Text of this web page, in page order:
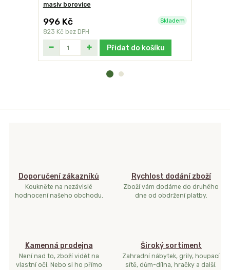
masiv borovice
996 Kč
823 Kč bez DPH
Skladem
Přidat do košíku
Doporučení zákazníků
Koukněte na nezávislé
hodnocení našeho obchodu.
Rychlost dodání zboží
Zboží vám dodáme do druhého
dne od obdržení platby.
Kamenná prodejna
Není nad to, zboží vidět na
vlastní oči. Nebo si ho přímo
Široký sortiment
Zahradní nábytek, grily, houpací
sítě, dům-dílna, hračky a další.